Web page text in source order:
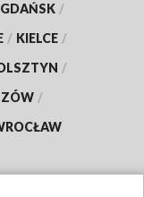
GDAŃSK /
/ KIELCE /
/
/